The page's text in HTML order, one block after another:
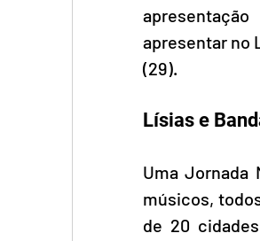
apresentar no
(29).
Lísias e
Uma Jornada
músicos,
de 20